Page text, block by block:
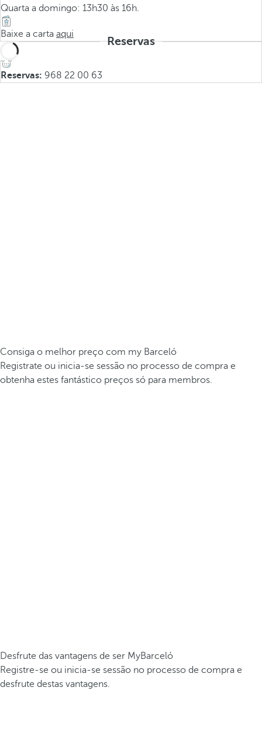
Quarta a domingo: 13h30 às 16h.
Baixe a carta aqui
Reservas
Reservas: 968 22 00 63
Consiga o melhor preço com my Barceló
Registrate ou inicia-se sessão no processo de compra e
obtenha estes fantástico preços só para membros.
Desfrute das vantagens de ser MyBarceló
Registre-se ou inicia-se sessão no processo de compra e
desfrute destas vantagens.